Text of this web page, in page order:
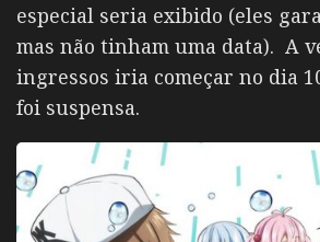
especial seria exibido (eles
mas não tinham uma data). A
ingressos iria começar no dia
foi suspensa.